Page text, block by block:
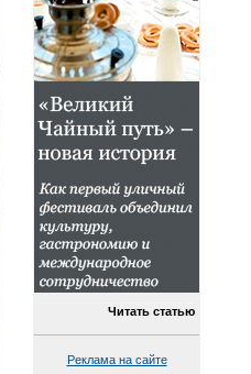
Читать статью
Реклама на сайте